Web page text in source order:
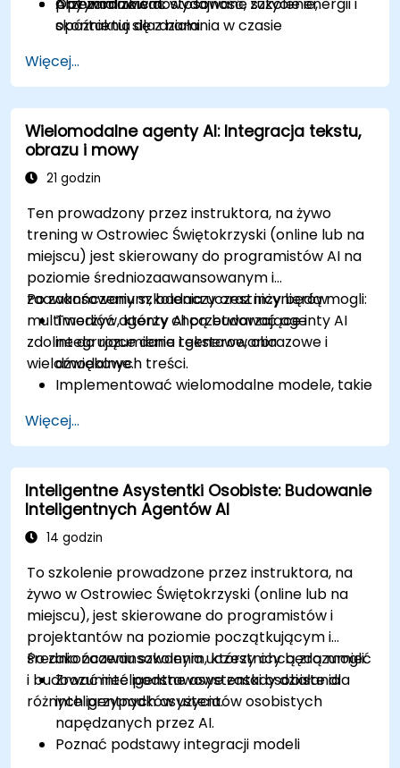
opóźnienia dla działania w czasie
skontaktuj się z nami.
Więcej...
Wielomodalne agenty AI: Integracja tekstu,
obrazu i mowy
21 godzin
Ten prowadzony przez instruktora, na żywo
trening w Ostrowiec Świętokrzyski (online lub na
miejscu) jest skierowany do programistów AI na
poziomie średniozaawansowanym i
zaawansowanym, badaczy oraz inżynierów
multimediów, którzy chcą budować agenty AI
zdolne do rozumienia i generowania
wielomodalnych treści.
Po zakończeniu szkolenia uczestnicy będą mogli:
Tworzyć agenty AI przetwarzające i
integrujące dane tekstowe, obrazowe i
dźwiękowe.
Implementować wielomodalne modele, takie
Optymalizować potoki wielomodalnego AI
pod kątem wydajności i dokładności.
Wdrażać wielomodalne agenty AI w
rzeczywistych zastosowaniach.
Więcej...
Inteligentne Asystentki Osobiste: Budowanie
Inteligentnych Agentów AI
14 godzin
To szkolenie prowadzone przez instruktora, na
żywo w Ostrowiec Świętokrzyski (online lub na
miejscu), jest skierowane do programistów i
projektantów na poziomie początkującym i
średnio zaawansowanym, którzy chcą zrozumieć
i budować inteligentne asystentki osobiste dla
różnych przypadków użycia.
Po zakończeniu szkolenia uczestnicy będą mogli:
Zrozumieć podstawowe zasady działania
inteligentnych asystentów osobistych
napędzanych przez AI.
Poznać podstawy integracji modeli